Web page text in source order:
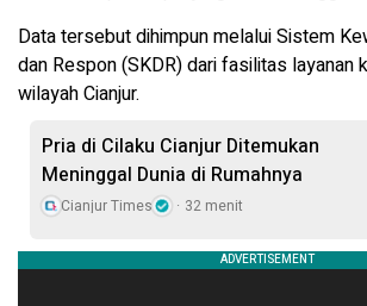
Data tersebut dihimpun melalui Sistem
dan Respon (SKDR) dari fasilitas layanan
wilayah Cianjur.
Pria di Cilaku Cianjur Ditemukan
Meninggal Dunia di Rumahnya
Cianjur Times 32 menit